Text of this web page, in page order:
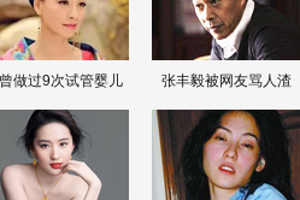
做过9次试管婴儿 张丰毅被网友骂人渣